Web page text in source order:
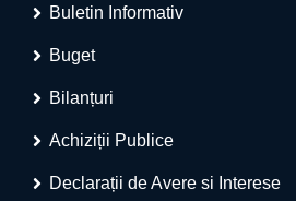
Buletin Informativ
Buget
Bilanțuri
Achiziții Publice
Declarații de Avere si Interese